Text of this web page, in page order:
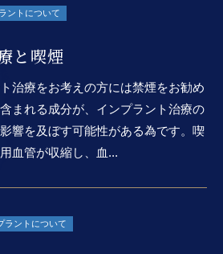
ントについて
と喫煙
治療をお考えの方には禁煙をお勧め
まれる成分が、インプラント治療の
響を及ぼす可能性がある為です。喫
血管が収縮し、血...
ラントについて